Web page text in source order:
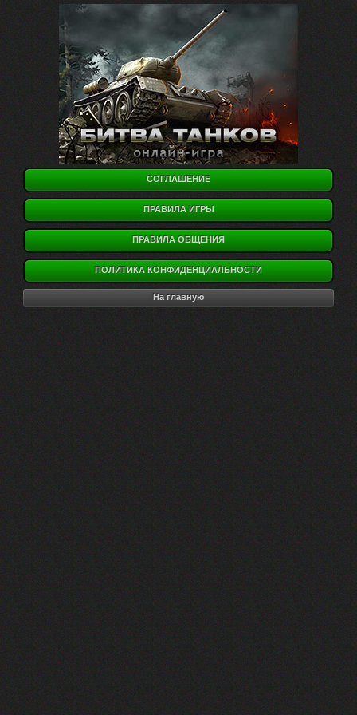
СОГЛАШЕНИЕ
ПРАВИЛА ИГРЫ
ПРАВИЛА ОБЩЕНИЯ
ПОЛИТИКА КОНФИДЕНЦИАЛЬНОСТИ
На главную